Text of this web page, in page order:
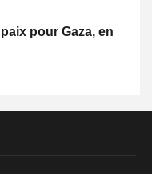
pour Gaza, en